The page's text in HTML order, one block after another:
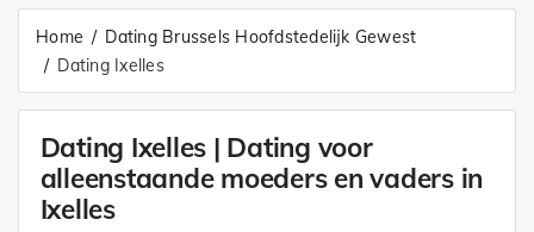
Home
Dating Brussels Hoofdstedelijk Gewest
Dating Ixelles
Dating Ixelles | Dating voor
alleenstaande moeders en vaders in
Ixelles